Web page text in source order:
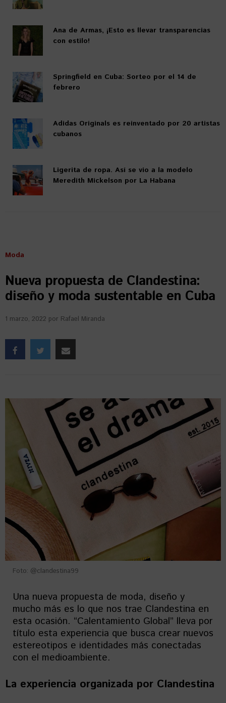
Ana de Armas, ¡Esto es llevar transparencias
con estilo!
Springfield en Cuba: Sorteo por el 14 de
febrero
Adidas Originals es reinventado por 20 artistas
cubanos
Ligerita de ropa. Así se vio a la modelo
Meredith Mickelson por La Habana
Moda
Nueva propuesta de Clandestina:
diseño y moda sustentable en Cuba
1 marzo, 2022 por Rafael Miranda
Foto: @clandestina99
Una nueva propuesta de moda, diseño y
mucho más es lo que nos trae Clandestina en
esta ocasión. “Calentamiento Global” lleva por
título esta experiencia que busca crear nuevos
estereotipos e identidades más conectadas
con el medioambiente.
La experiencia organizada por Clandestina